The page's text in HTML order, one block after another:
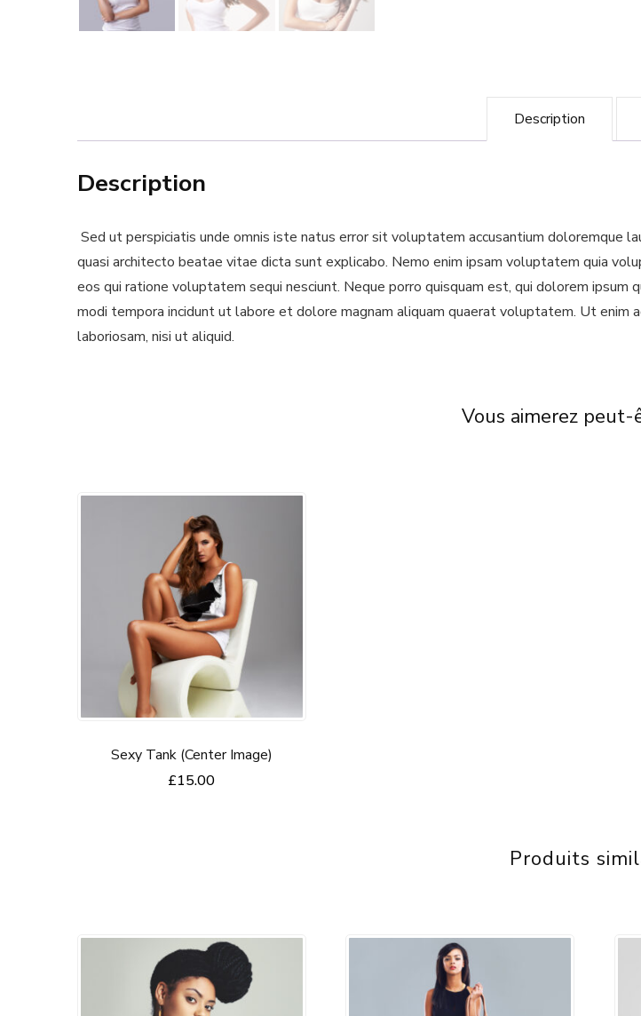
Description
Description
Sed ut perspiciatis unde omnis iste natus error sit voluptatem accusantium doloremque
quasi architecto beatae vitae dicta sunt explicabo. Nemo enim ipsam voluptatem quia
eos qui ratione voluptatem sequi nesciunt. Neque porro quisquam est, qui dolorem ipsum
modi tempora incidunt ut labore et dolore magnam aliquam quaerat voluptatem. Ut enim
laboriosam, nisi ut aliquid.
Vous aimerez peut-
Sexy Tank (Center Image)
£15.00
Produits